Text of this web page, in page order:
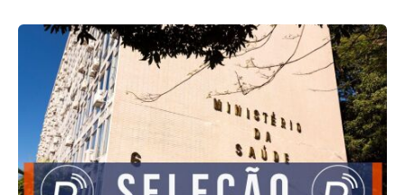
Lista de espera
Os candidatos que não foram pré-
selecionados na chamada única serão